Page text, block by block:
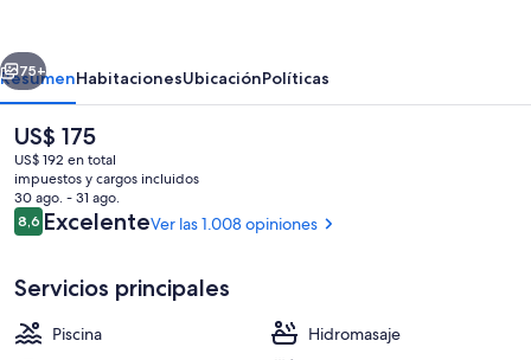
The
Star
Gold
Coast
Una piscina al aire libre, sombrillas,
Siguiente
75+
ResumenHabitacionesUbicaciónPolíticas
El
precio
actual
es
de
US$ 175
US$ 175
US$ 192 en total
impuestos y cargos incluidos
30 ago. - 31 ago.
Opiniones
8,68,6 de 10
ExcelenteVer las 1.008 opiniones
Servicios principales
Piscina
Hidromasaje